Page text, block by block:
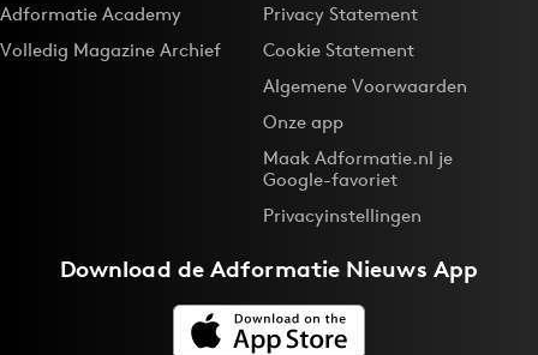
Adformatie Academy
Volledig Magazine Archief
Privacy Statement
Cookie Statement
Algemene Voorwaarden
Onze app
Maak Adformatie.nl je
Google-favoriet
Privacyinstellingen
Download deAdformatie Nieuws App